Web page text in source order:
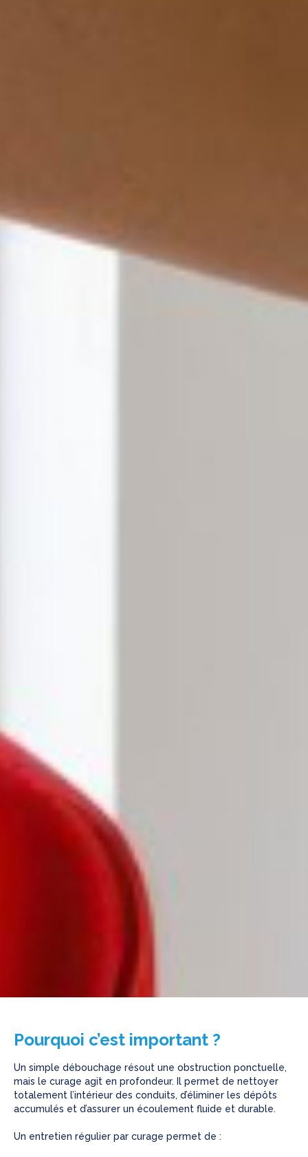
Pourquoi c’est important ?
Un simple débouchage résout une obstruction ponctuelle,
mais le curage agit en profondeur. Il permet de nettoyer
totalement l’intérieur des conduits, d’éliminer les dépôts
accumulés et d’assurer un écoulement fluide et durable.
Un entretien régulier par curage permet de :